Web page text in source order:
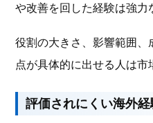
や改善を回した経験は強力
役割の大きさ、影響範囲
点が具体的に出せる人は市
評価されにくい海外